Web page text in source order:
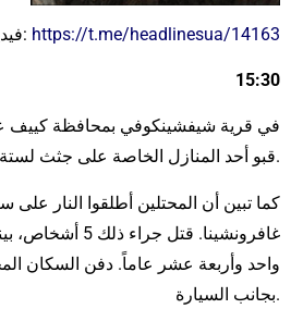
فيديو: https://t.me/headlinesua/14163
15:30
في قرية شيفشينكوفي بمحافظة كييف
قبو أحد المنازل الخاصة على جثث لستة أشخاص مقتولين برصاص.
كما تبين أن المحتلين أطلقوا النار
غافرونشينا. قتل
واحد وأربعة عشر عاماً. دفن السكان
بجانب السيارة.